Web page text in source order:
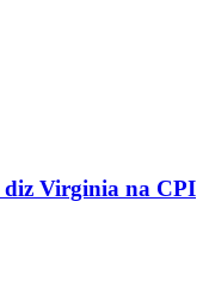
Virginia na CPI